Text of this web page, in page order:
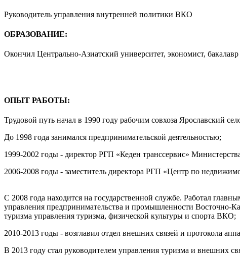
Руководитель управления внутренней политики ВКО
ОБРАЗОВАНИЕ:
Окончил Центрально-Азиатский университет, экономист,
ОПЫТ РАБОТЫ:
Трудовой путь начал в 1990 году рабочим совхоза Ярославский
До 1998 года занимался предпринимательской деятельностью;
1999-2002 годы - директор РГП «Кеден транссервис»
2006-2008 годы - заместитель директора РГП «Центр по
С 2008 года находится на государственной службе. Работал
управления предпринимательства и промышленности Восточно-
туризма управления туризма, физической культуры и спорта ВКО;
2010-2013 годы - возглавил отдел внешних связей и протокола
В 2013 году стал руководителем управления туризма и внешних